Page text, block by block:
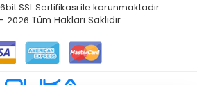
SSL Sertifikası ile korunmaktadır.
2026 Tüm Hakları Saklıdır